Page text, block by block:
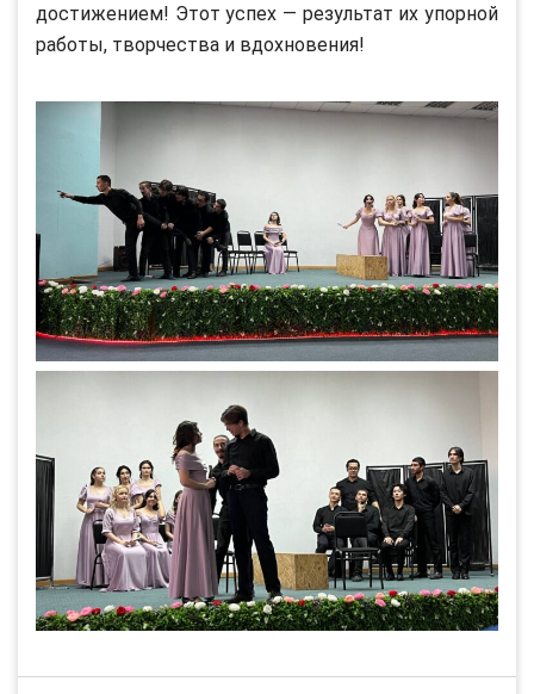
достижением! Этот успех — результат их упорной
работы, творчества и вдохновения!